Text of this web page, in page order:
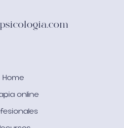
Home
online